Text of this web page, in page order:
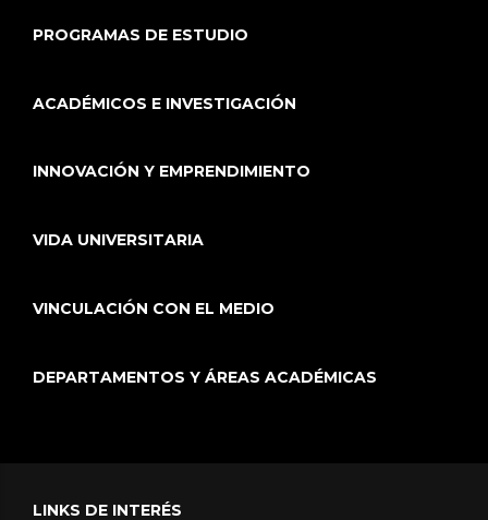
PROGRAMAS DE ESTUDIO
ACADÉMICOS E INVESTIGACIÓN
INNOVACIÓN Y EMPRENDIMIENTO
VIDA UNIVERSITARIA
VINCULACIÓN CON EL MEDIO
DEPARTAMENTOS Y ÁREAS ACADÉMICAS
LINKS DE INTERÉS